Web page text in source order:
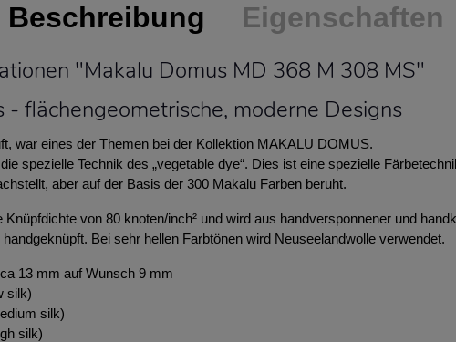
Beschreibung Eigenschaften
"Makalu Domus MD 368 M 308 MS"
- flächengeometrische, moderne Designs
war eines der Themen bei der Kollektion MAKALU DOMUS.
spezielle Technik des „vegetable dye“. Dies ist eine spezielle
aber auf der Basis der 300 Makalu Farben beruht.
von 80 knoten/inch² und wird aus handversponnener und
Bei sehr hellen Farbtönen wird Neuseelandwolle verwendet.
13 mm auf Wunsch 9 mm
silk)
silk)
silk)